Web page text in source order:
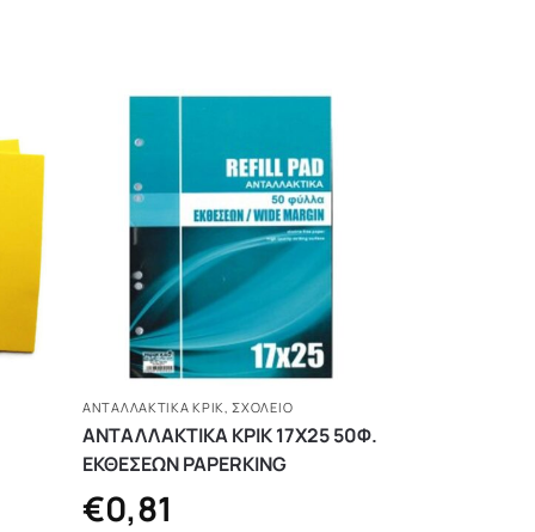
ΑΝΤΑΛΛΑΚΤΙΚΆ ΚΡΙΚ ,ΣΧΟΛΕΙΟ
ΑΝΤΑΛΛΑΚΤΙΚΑ ΚΡΙΚ 17Χ25 50Φ.
ΕΚΘΕΣΕΩΝ PAPERKING
€0,81